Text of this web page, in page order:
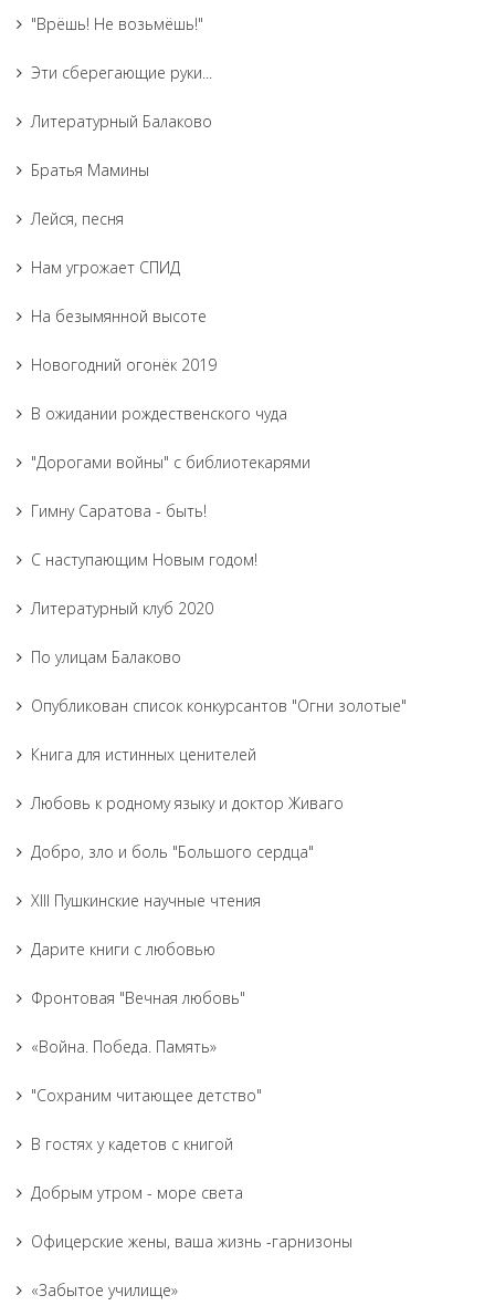
"Врёшь! Не возьмёшь!"
Эти сберегающие руки...
Литературный Балаково
Братья Мамины
Лейся, песня
Нам угрожает СПИД
На безымянной высоте
Новогодний огонёк 2019
В ожидании рождественского чуда
"Дорогами войны" с библиотекарями
Гимну Саратова - быть!
С наступающим Новым годом!
Литературный клуб 2020
По улицам Балаково
Опубликован список конкурсантов "Огни золотые"
Книга для истинных ценителей
Любовь к родному языку и доктор Живаго
Добро, зло и боль "Большого сердца"
XIII Пушкинские научные чтения
Дарите книги с любовью
Фронтовая "Вечная любовь"
«Война. Победа. Память»
"Сохраним читающее детство"
В гостях у кадетов с книгой
Добрым утром - море света
Офицерские жены, ваша жизнь -гарнизоны
«Забытое училище»